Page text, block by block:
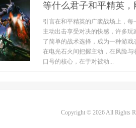
等什么君子和平精英
引言在和平精英的广袤战场上，
主动出击享受对决的快感，许多
了简单的战术选择，成为一种游
在电光石火间把握主动，在风险
口号的核心，在于对被动...
Copyright © 2026 All Rights